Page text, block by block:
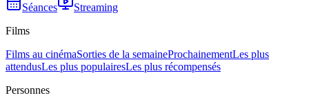
Séances
Streaming
Films
Films au cinémaSorties de la semaineProchainementLes plus
attendusLes plus populairesLes plus récompensés
Personnes